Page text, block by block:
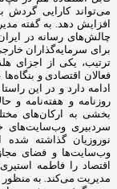
می‌تواند کارایی گردش
افزایش دهد. به گفته
چالش‌های رسانه در
برای سرمایه‌گذاران
فعالان اقتصادی و
ادامه دارد و در این
روزنامه و هفته‌نامه و
بخشی به ارکان‌های
سردبیری وب‌سایت‌های
نوروزیان گذاشته
وب‌سایت‌ها و فضای
اقتصاد را فاطمه
مدیریت می‌کند. به منظور